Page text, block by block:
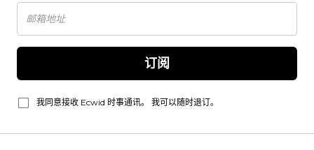
订阅
我同意接收 Ecwid 时事通讯。 我可以随时退订。